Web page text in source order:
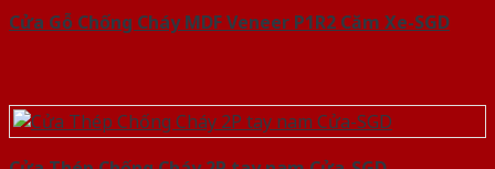
Cửa Gỗ Chống Cháy MDF Veneer P1R2 Căm Xe-SGD